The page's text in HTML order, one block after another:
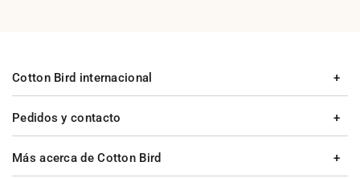
Pedidos y contacto
Más acerca de Cotton Bird
Cotton Bird internacional